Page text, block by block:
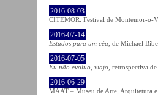
2016-08-03
CITEMOR: Festival de Montemor-o-
2016-07-14
Estudos para um céu , de Michael
2016-07-05
Eu não evoluo, viajo , retrospectiva
2016-06-29
MAAT – Museu de Arte, Arquitetura